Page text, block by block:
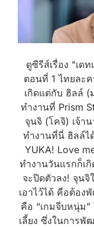
ดูซีรีส์เรื่อง "เดท
ตอนที่ 1 ไทยละค
เกิดแต่กับ ฮิลล์ (
ทำงานที่ Prism
จุนจิ (โคจิ) เจ้า
ทำงานที่นี่ ฮิลล์ไ
YUKA! Love
ทำงานวันแรกก็เกิ
จะปิดตัวลง! จุน
เอาไว้ได้ คือต้อง
คือ “เกมจีบหนุ่ม
เลี้ยง ซึ่งในการพั